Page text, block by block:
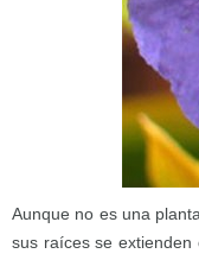
Aunque no es una
sus raíces se